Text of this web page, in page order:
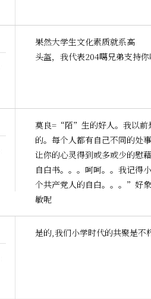
果然大学生文化素质就系高
头盔，我代表204噶兄弟支持
莫良=“陌”生的好人。我以前
的。每个人都有自己不同的处
让你的心灵得到或多或少的慰
自白书。。。呵呵。。我记得
个共产党人的自白。。。”好
敏呢
是的,我们小学时代的共聚是不